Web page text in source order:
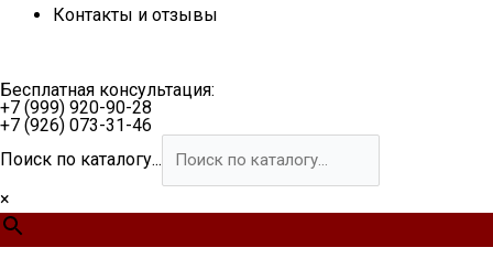
Контакты и отзывы
Бесплатная консультация:
+7 (999) 920-90-28
+7 (926) 073-31-46
Поиск по каталогу...
×